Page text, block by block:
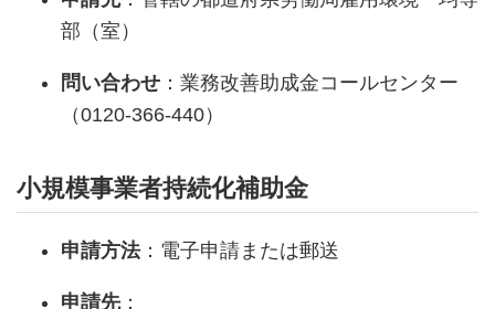
部（室）
問い合わせ ：業務改善助成金コールセンター
（0120-366-440）
小規模事業者持続化補助金
申請方法：電子申請または郵送
申請先：